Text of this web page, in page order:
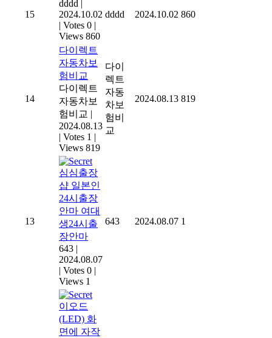
15
dddd
2024.10.02
| Votes 0 |
Views 860
dddd 2024.10.02 860
14
다이렉트
자동차보
험비교
다이렉트
자동차보
험비교 |
2024.08.13
| Votes 1 |
Views 819
다이
렉트
자동
차보
험비
교
2024.08.13 819
13
심심출장
샵 일본인
24시출장
안마 여대
생24시출
장안마
643 |
2024.08.07
| Votes 0 |
Views 1
643 2024.08.07 1
이오드
(LED) 화
면에 자작